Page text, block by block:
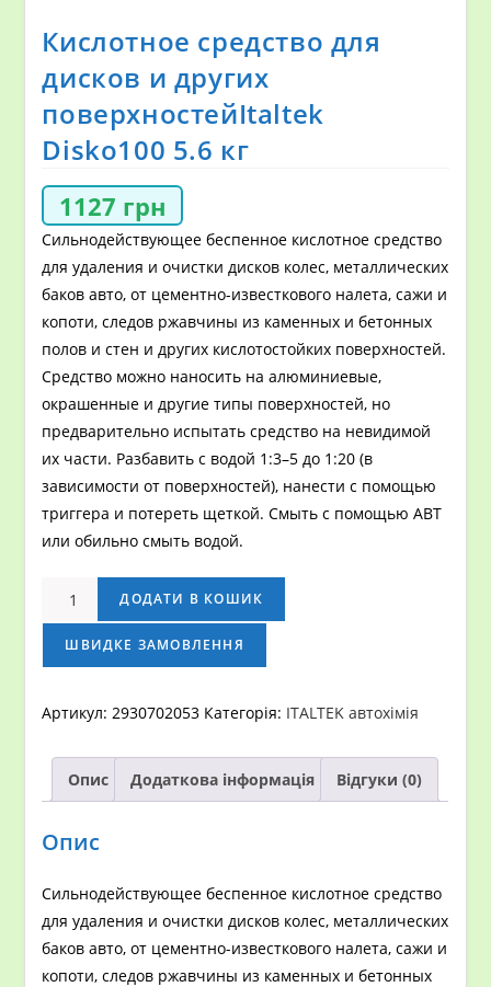
Кислотное средство для
дисков и других
поверхностейItaltek
Disko100 5.6 кг
1127 грн
Сильнодействующее беспенное кислотное средство
для удаления и очистки дисков колес, металлических
баков авто, от цементно-известкового налета, сажи и
копоти, следов ржавчины из каменных и бетонных
полов и стен и других кислотостойких поверхностей.
Средство можно наносить на алюминиевые,
окрашенные и другие типы поверхностей, но
предварительно испытать средство на невидимой
их части. Разбавить с водой 1:3–5 до 1:20 (в
зависимости от поверхностей), нанести с помощью
триггера и потереть щеткой. Смыть с помощью АВТ
или обильно смыть водой.
Кислотное
средство
для
дисков
других
поверхностейItaltek
Disko100
5.6
кг
ДОДАТИ В КОШИК
ШВИДКЕ ЗАМОВЛЕННЯ
Артикул:2930702053 Категорія: ITALTEK автохімія
Опис Додаткова інформація Відгуки (0)
Опис
Сильнодействующее беспенное кислотное средство
для удаления и очистки дисков колес, металлических
баков авто, от цементно-известкового налета, сажи и
копоти, следов ржавчины из каменных и бетонных